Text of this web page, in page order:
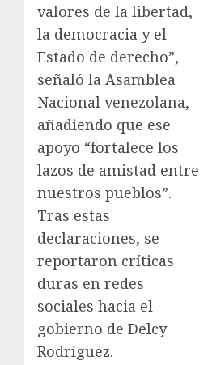
valores de la libertad,
la democracia y el
Estado de derecho”,
señaló la Asamblea
Nacional venezolana,
añadiendo que ese
apoyo “fortalece los
lazos de amistad entre
nuestros pueblos”.
Tras estas
declaraciones, se
reportaron críticas
duras en redes
sociales hacia el
gobierno de Delcy
Rodríguez.